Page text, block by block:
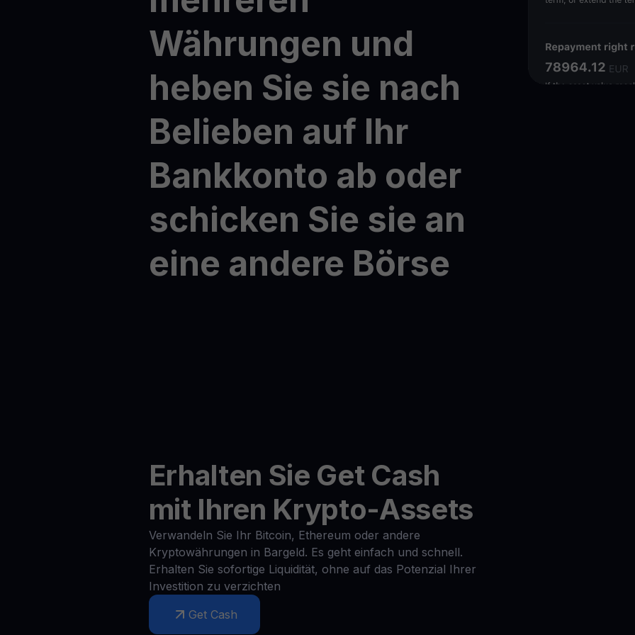
Währungen und
heben Sie sie nach
Belieben auf Ihr
Bankkonto ab oder
schicken Sie sie an
eine andere Börse
Erhalten Sie Get Cash
mit Ihren Krypto-Assets
Verwandeln Sie Ihr Bitcoin, Ethereum oder andere
Kryptowährungen in Bargeld. Es geht einfach und schnell.
Erhalten Sie sofortige Liquidität, ohne auf das Potenzial Ihrer
Investition zu verzichten
Get Cash